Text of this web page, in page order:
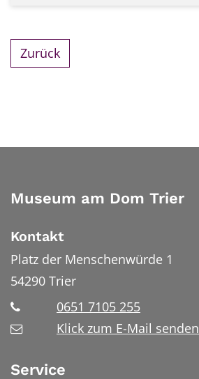
Zurück
Museum am Dom Trier
Kontakt
Platz der Menschenwürde 1
54290 Trier
0651 7105 255
Klick zum E-Mail senden
Service